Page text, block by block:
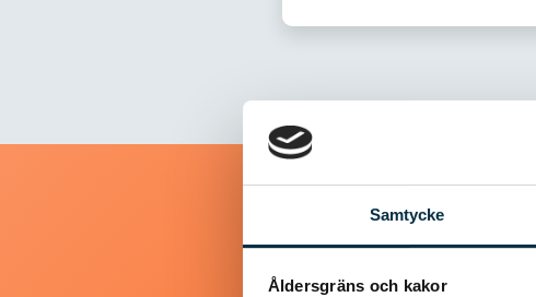
Samtycke
Åldersgräns och kakor